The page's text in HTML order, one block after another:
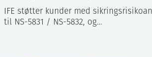
IFE støtter kunder med
til NS-5831 / NS-5832, og…